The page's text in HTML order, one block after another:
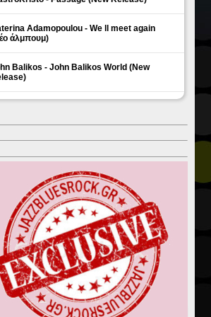
Adamopoulou - We ll meet again
άλμπουμ)
Balikos - John Balikos World (New